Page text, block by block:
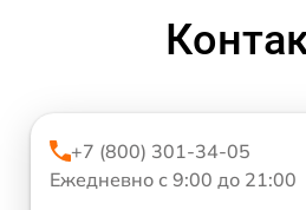
+7 (800) 301-34-05
Ежедневно с 9:00 до 21:00